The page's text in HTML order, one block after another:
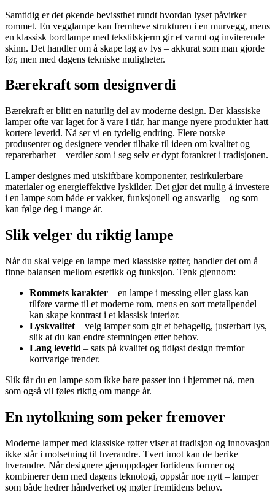
Samtidig er det økende bevissthet rundt hvordan lyset påvirker
rommet. En vegglampe kan fremheve strukturen i en murvegg, mens
en klassisk bordlampe med tekstilskjerm gir et varmt og inviterende
skinn. Det handler om å skape lag av lys – akkurat som man gjorde
før, men med dagens tekniske muligheter.
Bærekraft som designverdi
Bærekraft er blitt en naturlig del av moderne design. Der klassiske
lamper ofte var laget for å vare i tiår, har mange nyere produkter hatt
kortere levetid. Nå ser vi en tydelig endring. Flere norske
produsenter og designere vender tilbake til ideen om kvalitet og
reparerbarhet – verdier som i seg selv er dypt forankret i tradisjonen.
Lamper designes med utskiftbare komponenter, resirkulerbare
materialer og energieffektive lyskilder. Det gjør det mulig å investere
i en lampe som både er vakker, funksjonell og ansvarlig – og som
kan følge deg i mange år.
Slik velger du riktig lampe
Når du skal velge en lampe med klassiske røtter, handler det om å
finne balansen mellom estetikk og funksjon. Tenk gjennom:
Rommets karakter – en lampe i messing eller glass kan
tilføre varme til et moderne rom, mens en sort metallpendel
kan skape kontrast i et klassisk interiør.
Lyskvalitet – velg lamper som gir et behagelig, justerbart lys,
slik at du kan endre stemningen etter behov.
Lang levetid – sats på kvalitet og tidløst design fremfor
kortvarige trender.
Slik får du en lampe som ikke bare passer inn i hjemmet nå, men
som også vil føles riktig om mange år.
En nytolkning som peker fremover
Moderne lamper med klassiske røtter viser at tradisjon og innovasjon
ikke står i motsetning til hverandre. Tvert imot kan de berike
hverandre. Når designere gjenoppdager fortidens former og
kombinerer dem med dagens teknologi, oppstår noe nytt – lamper
som både hedrer håndverket og møter fremtidens behov.